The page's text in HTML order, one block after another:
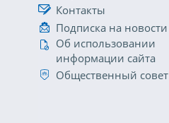
Контакты
Подписка на новости
Об использовании
информации сайта
Общественный совет